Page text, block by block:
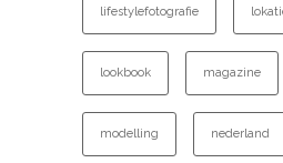
lifestylefotografie
lookbook magazine
modelling nederland